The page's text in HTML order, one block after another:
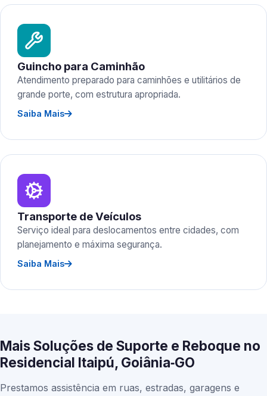
Guincho para Caminhão
Atendimento preparado para caminhões e utilitários de
grande porte, com estrutura apropriada.
Saiba Mais
Transporte de Veículos
Serviço ideal para deslocamentos entre cidades, com
planejamento e máxima segurança.
Saiba Mais
Mais Soluções de Suporte e Reboque no
Residencial Itaipú, Goiânia‑GO
Prestamos assistência em ruas, estradas, garagens e